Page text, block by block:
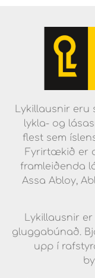
Lykillausnir
lykla- og
flest sem
Fyrirtækið er
framleiðenda
Assa Abloy,
Lykillausnir
gluggabúnað.
upp í